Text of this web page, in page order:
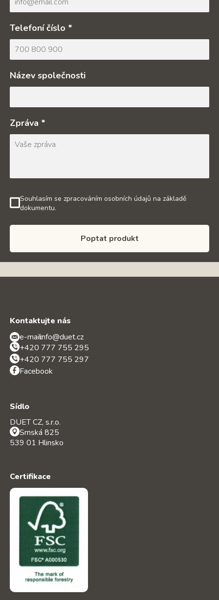
Telefoní číslo *
Název společnosti
Zpráva *
Souhlasím se zpracováním osobních údajů na základě
dokumentu.
Poptat produkt
Kontaktujte nás
e-mail:info@duet.cz
+420 777 755 295
+420 777 755 297
Facebook
Sídlo
DUET CZ, s.r.o.
Srnská 825
539 01 Hlinsko
Certifikace